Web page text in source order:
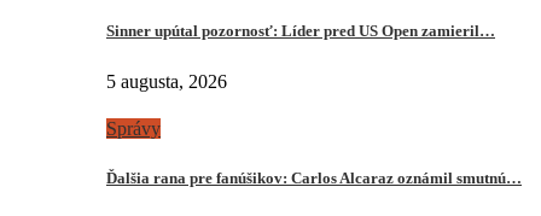
Sinner upútal pozornosť: Líder pred US Open zamieril…
5 augusta, 2026
Správy
Ďalšia rana pre fanúšikov: Carlos Alcaraz oznámil smutnú…